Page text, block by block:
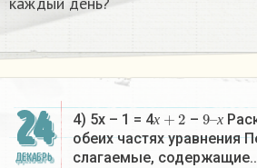
24
ДЕКАБРЬ
4) 5х – 1 = 4х
х+2 – х
9–
х
обеих частях уравнения
слагаемые,